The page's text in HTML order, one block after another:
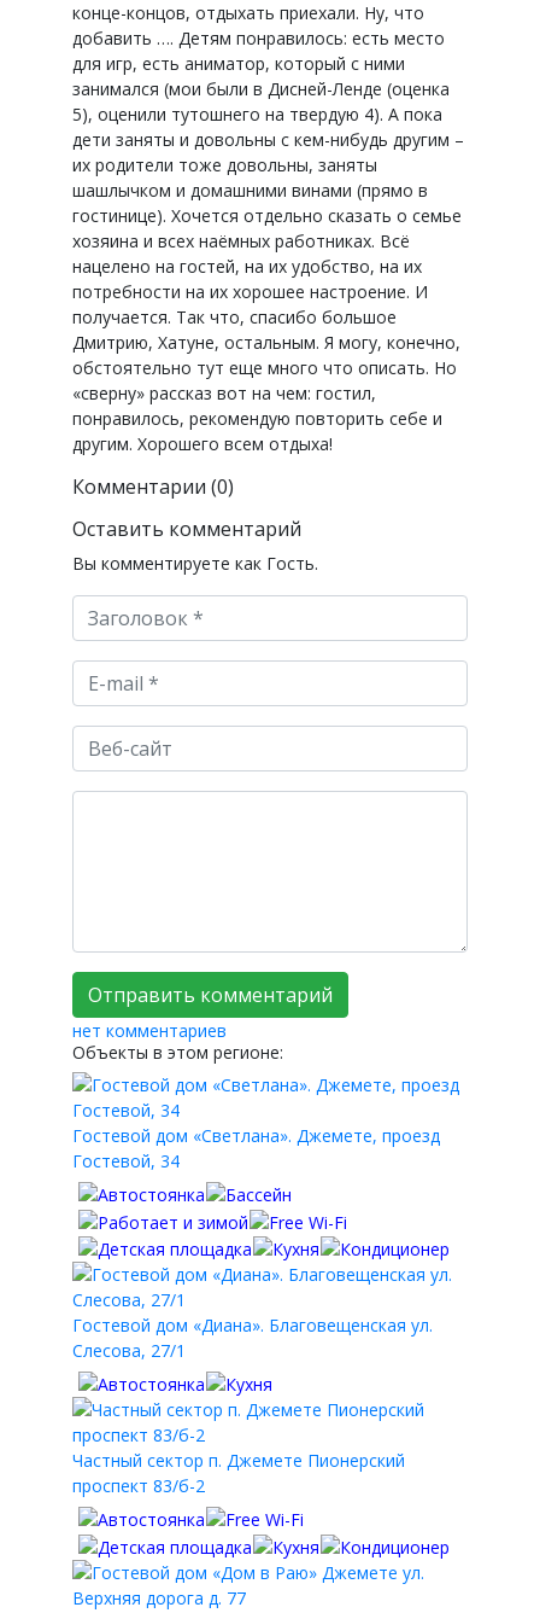
конце-концов, отдыхать приехали. Ну, что
добавить …. Детям понравилось: есть место
для игр, есть аниматор, который с ними
занимался (мои были в Дисней-Ленде (оценка
5), оценили тутошнего на твердую 4). А пока
дети заняты и довольны с кем-нибудь другим –
их родители тоже довольны, заняты
шашлычком и домашними винами (прямо в
гостинице). Хочется отдельно сказать о семье
хозяина и всех наёмных работниках. Всё
нацелено на гостей, на их удобство, на их
потребности на их хорошее настроение. И
получается. Так что, спасибо большое
Дмитрию, Хатуне, остальным. Я могу, конечно,
обстоятельно тут еще много что описать. Но
«сверну» рассказ вот на чем: гостил,
понравилось, рекомендую повторить себе и
другим. Хорошего всем отдыха!
Комментарии (0)
Оставить комментарий
Вы комментируете как Гость.
нет комментариев
Объекты в этом регионе:
Гостевой дом «Светлана». Джемете, проезд
Гостевой, 34
Гостевой дом «Диана». Благовещенская ул.
Слесова, 27/1
Частный сектор п. Джемете Пионерский
проспект 83/б-2